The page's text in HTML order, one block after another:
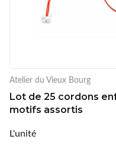
Atelier du Vieux Bourg
Lot de 25 cordons
motifs assortis
L'unité